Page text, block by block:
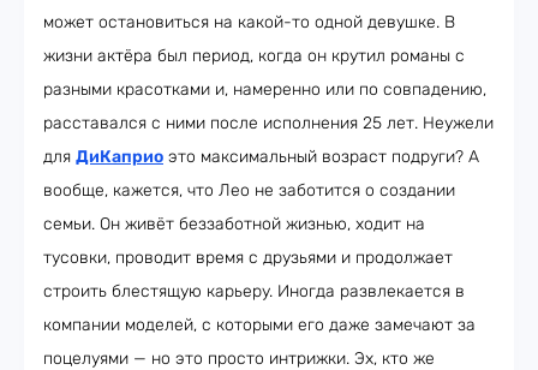
может остановиться на какой-то одной девушке. В
жизни актёра был период, когда он крутил романы с
разными красотками и, намеренно или по совпадению,
расставался с ними после исполнения 25 лет. Неужели
для ДиКаприо это максимальный возраст подруги? А
вообще, кажется, что Лео не заботится о создании
семьи. Он живёт беззаботной жизнью, ходит на
тусовки, проводит время с друзьями и продолжает
строить блестящую карьеру. Иногда развлекается в
компании моделей, с которыми его даже замечают за
поцелуями — но это просто интрижки. Эх, кто же